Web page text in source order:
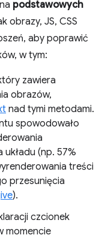
podstawowych
obrazy, JS, CSS
aby poprawić
w tym:
zawiera
obrazów,
nad tymi metodami.
spowodowało
(np. 57%
treści
przesunięcia
).
czcionek
momencie